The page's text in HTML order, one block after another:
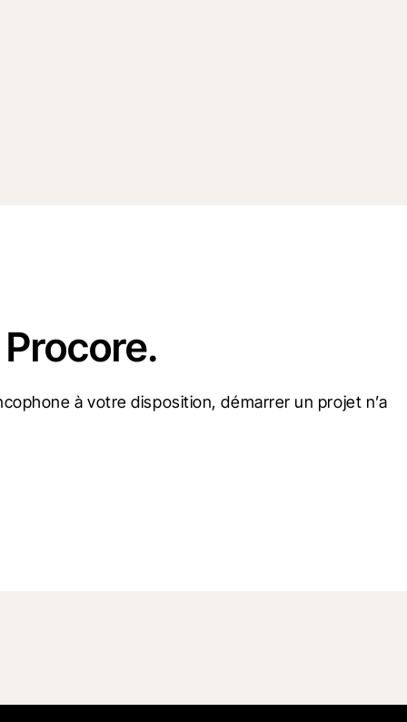
à votre disposition, démarrer un projet n’a